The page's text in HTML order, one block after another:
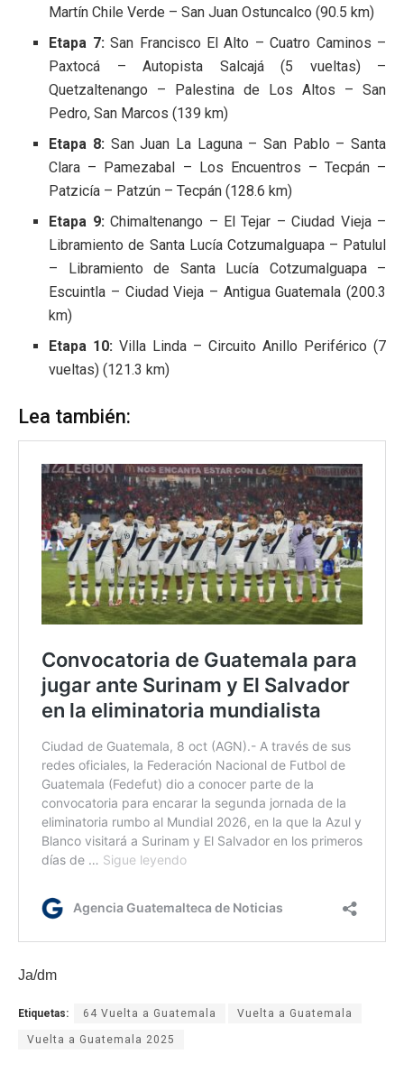
Martín Chile Verde – San Juan Ostuncalco (90.5 km)
Etapa 7:San Francisco El Alto – Cuatro Caminos –
Paxtocá – Autopista Salcajá (5 vueltas) –
Quetzaltenango – Palestina de Los Altos – San
Pedro, San Marcos (139 km)
Etapa 8:San Juan La Laguna – San Pablo – Santa
Clara – Pamezabal – Los Encuentros – Tecpán –
Patzicía – Patzún – Tecpán (128.6 km)
Etapa 9:Chimaltenango – El Tejar – Ciudad Vieja –
Libramiento de Santa Lucía Cotzumalguapa – Patulul
– Libramiento de Santa Lucía Cotzumalguapa –
Escuintla – Ciudad Vieja – Antigua Guatemala (200.3
km)
Etapa 10: Villa Linda – Circuito Anillo Periférico (7
vueltas) (121.3 km)
Lea también:
Ja/dm
Etiquetas: 64 Vuelta a Guatemala Vuelta a Guatemala
Vuelta a Guatemala 2025